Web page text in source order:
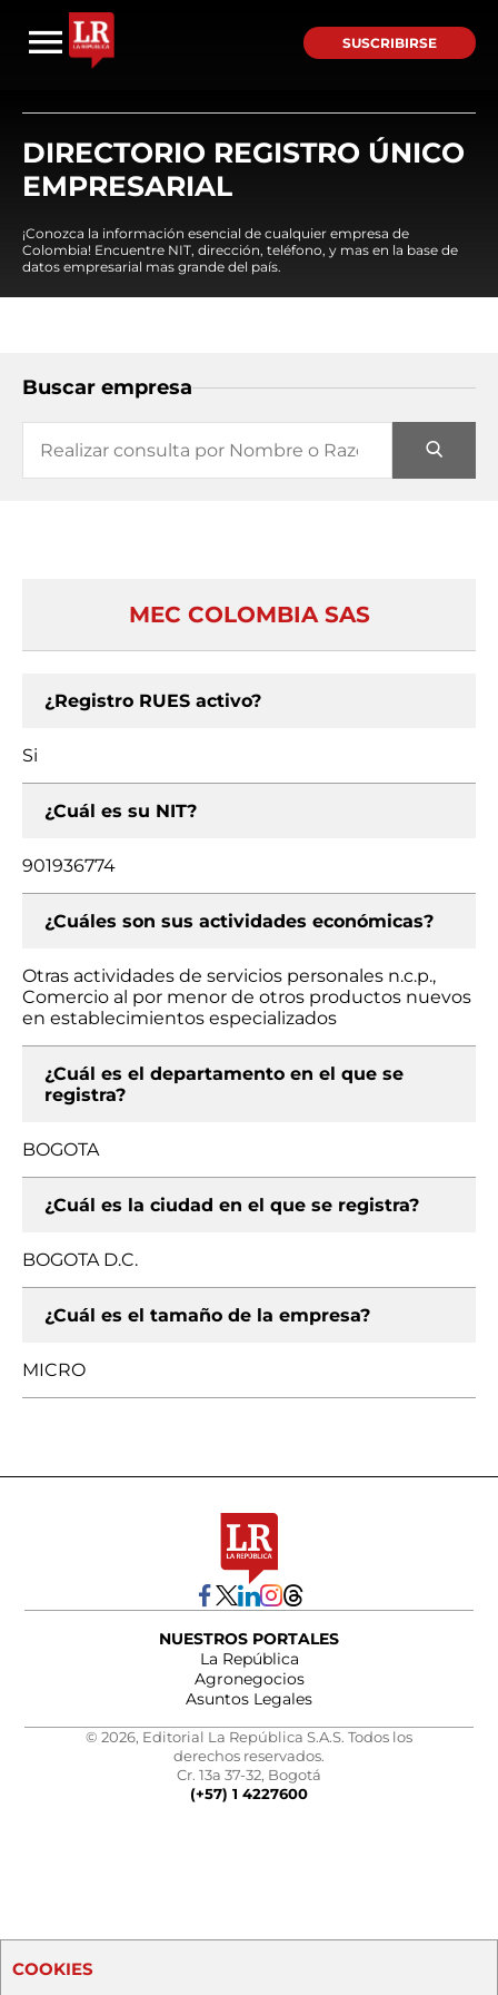
SUSCRIBIRSE
DIRECTORIO REGISTRO ÚNICO
EMPRESARIAL
¡Conozca la información esencial de cualquier empresa de
Colombia! Encuentre NIT, dirección, teléfono, y mas en la base de
datos empresarial mas grande del país.
Buscar empresa
MEC COLOMBIA SAS
¿Registro RUES activo?
Si
¿Cuál es su NIT?
901936774
¿Cuáles son sus actividades económicas?
Otras actividades de servicios personales n.c.p.,
Comercio al por menor de otros productos nuevos
en establecimientos especializados
¿Cuál es el departamento en el que se
registra?
BOGOTA
¿Cuál es la ciudad en el que se registra?
BOGOTA D.C.
¿Cuál es el tamaño de la empresa?
MICRO
NUESTROS PORTALES
La República
Agronegocios
Asuntos Legales
© 2026, Editorial La República S.A.S. Todos los
derechos reservados.
Cr. 13a 37-32, Bogotá
(+57) 1 4227600
COOKIES